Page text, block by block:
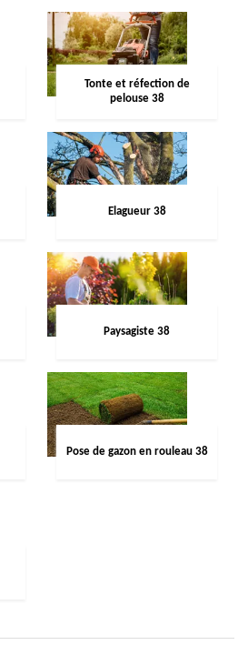
Tonte et réfection de
pelouse 38
Elagueur 38
Paysagiste 38
Pose de gazon en rouleau 38